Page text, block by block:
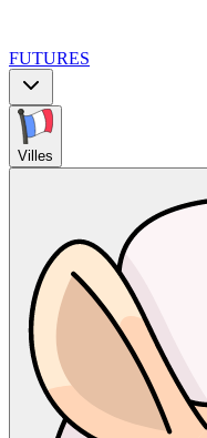
FUTURES
Villes